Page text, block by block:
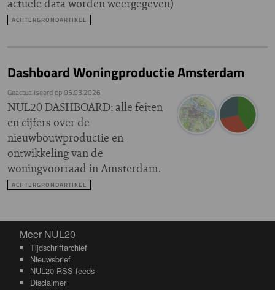
actuele data worden weergegeven)
ACHTERGRONDARTIKEL
Dashboard Woningproductie Amsterdam
Geactualiseerd op05.03.2026
NUL20 DASHBOARD: alle feiten
en cijfers over de
nieuwbouwproductie en
ontwikkeling van de
woningvoorraad in Amsterdam.
ACHTERGRONDARTIKEL
Meer NUL20
Meer NUL20
Tijdschriftarchief
Nieuwsbrief
NUL20 RSS-feeds
Disclaimer